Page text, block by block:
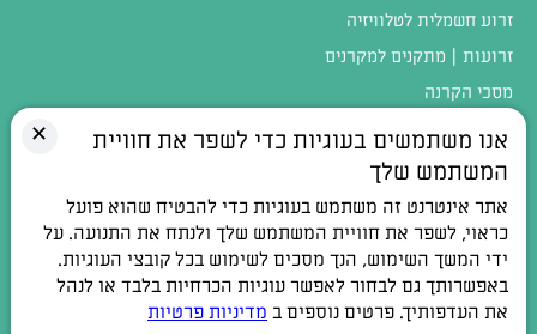
זרוע חשמלית לטלוויזיה
זרועות | מתקנים למקרנים
מסכי הקרנה
טלפון:054-4402900
כתובת: רחוב חלוצי התעשיה 1, אלפי מנשה
דואר אלקטרוני:contact@100db.co.il
✕
אנו משתמשים בעוגיות כדי לשפר את חוויית
המשתמש שלך
אתר אינטרנט זה משתמש בעוגיות כדי להבטיח שהוא פועל
כראוי, לשפר את חוויית המשתמש שלך ולנתח את התנועה. על
ידי המשך השימוש, הנך מסכים לשימוש בכל קובצי העוגיות.
באפשרותך גם לבחור לאפשר עוגיות הכרחיות בלבד או לנהל
את העדפותיך. פרטים נוספים ב מדיניות פרטיות